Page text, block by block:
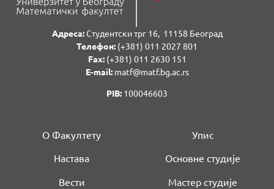
Адреса:Студентски трг 16, 11158 Београд
Телефон: (+381) 011 2027 801
Fаx:(+381) 011 2630 151
E-mail:matf@matf.bg.ac.rs
PIB: 100046603
О Факултету
Настава
Вести
Упис
Основне студије
Мастер студије